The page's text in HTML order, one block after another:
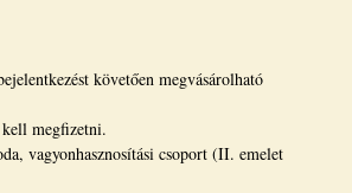
követően megvásárolható
megfizetni.
vagyonhasznosítási csoport (II. emelet